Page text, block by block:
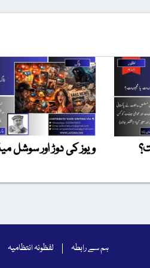
ویوز کی دوڑ اور سوشل
ہم سے رابطہ لفظونہ انتظامیہ